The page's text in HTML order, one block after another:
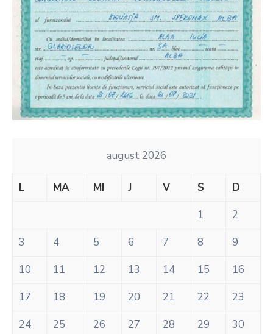
august 2026
L MA MI J V S
D
1
2
3
4 5 6 7 8
9
10
11 12 13 14 15
16
17
18 19 20 21 22
23
24
25 26 27 28 29
30